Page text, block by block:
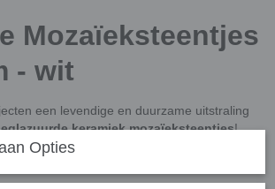
Mozaïeksteentjes
- wit
een levendige en duurzame uitstraling
keramiek mozaïeksteentjes!
en unieke eigenschappen zijn deze
zowel binnen- als buitengebruik.
Opties